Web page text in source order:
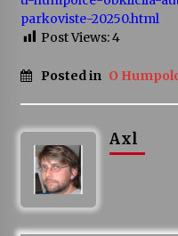
parkoviste-20250.html
Post Views:4
Posted in O
Axl